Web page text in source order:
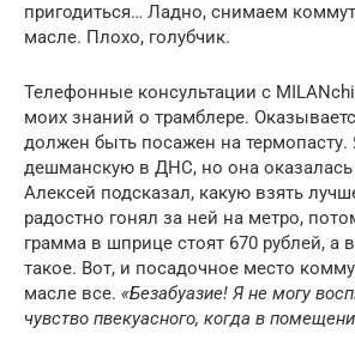
пригодиться… Ладно, снимаем
масле. Плохо, голубчик.
Телефонные консультации с
моих знаний о трамблере.
должен быть посажен на термопасту.
дешманскую в ДНС, но она оказалась
Алексей подсказал, какую взять
радостно гонял за ней на метро,
грамма в шприце стоят 670 рублей, а
такое. Вот, и посадочное место
масле все. «Безабуазие! Я не могу
чувство пвекуасного, когда в